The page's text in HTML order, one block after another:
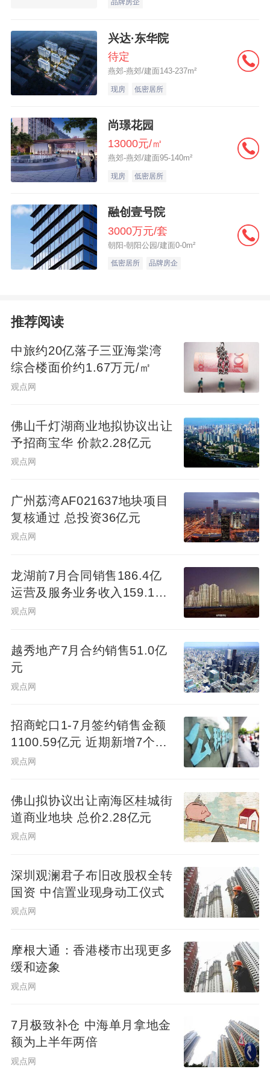
品牌房企
兴达·东华院
待定
燕郊-燕郊/建面143-237m²
现房 低密居所
尚璟花园
13000元/㎡
燕郊-燕郊/建面95-140m²
现房 低密居所
融创壹号院
3000万元/套
朝阳-朝阳公园/建面0-0m²
低密居所 品牌房企
推荐阅读
中旅约20亿落子三亚海棠湾
综合楼面价约1.67万元/㎡
观点网
佛山千灯湖商业地拟协议出让
予招商宝华 价款2.28亿元
观点网
广州荔湾AF021637地块项目
复核通过 总投资36亿元
观点网
龙湖前7月合同销售186.4亿
运营及服务业务收入159.1亿
元
观点网
越秀地产7月合约销售51.0亿
元
观点网
招商蛇口1-7月签约销售金额
1100.59亿元 近期新增7个项
目
观点网
佛山拟协议出让南海区桂城街
道商业地块 总价2.28亿元
观点网
深圳观澜君子布旧改股权全转
国资 中信置业现身动工仪式
观点网
摩根大通：香港楼市出现更多
缓和迹象
观点网
7月极致补仓 中海单月拿地金
额为上半年两倍
观点网